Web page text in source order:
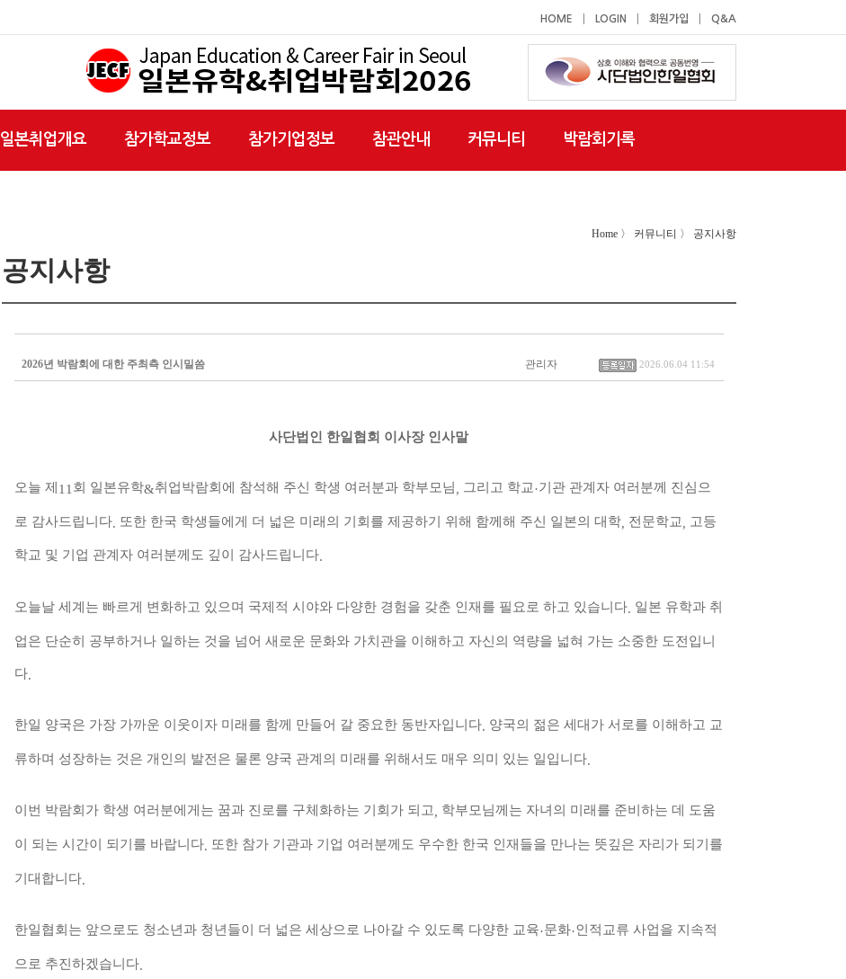
HOME LOGIN 회원가입 Q&A
일본취업개요 참가학교정보 참가기업정보 참관안내 커뮤니티 박람회기록
Home 〉 커뮤니티 〉 공지사항
공지사항
2026년 박람회에 대한 주최측 인시밀씀 관리자 2026.06.04 11:54
사단법인 한일협회 이사장 인사말
오늘 제 11 회 일본유학&취업박람회에 참석해 주신 학생 여러분과 학부모님, 그리고 학교·기관 관계자 여러분께 진심으
로 감사드립니다. 또한 한국 학생들에게 더 넓은 미래의 기회를 제공하기 위해 함께해 주신 일본의 대학, 전문학교, 고등
학교 및 기업 관계자 여러분께도 깊이 감사드립니다.
오늘날 세계는 빠르게 변화하고 있으며 국제적 시야와 다양한 경험을 갖춘 인재를 필요로 하고 있습니다. 일본 유학과 취
업은 단순히 공부하거나 일하는 것을 넘어 새로운 문화와 가치관을 이해하고 자신의 역량을 넓혀 가는 소중한 도전입니
다.
한일 양국은 가장 가까운 이웃이자 미래를 함께 만들어 갈 중요한 동반자입니다. 양국의 젊은 세대가 서로를 이해하고 교
류하며 성장하는 것은 개인의 발전은 물론 양국 관계의 미래를 위해서도 매우 의미 있는 일입니다.
이번 박람회가 학생 여러분에게는 꿈과 진로를 구체화하는 기회가 되고, 학부모님께는 자녀의 미래를 준비하는 데 도움
이 되는 시간이 되기를 바랍니다. 또한 참가 기관과 기업 여러분께도 우수한 한국 인재들을 만나는 뜻깊은 자리가 되기를
기대합니다.
한일협회는 앞으로도 청소년과 청년들이 더 넓은 세상으로 나아갈 수 있도록 다양한 교육·문화·인적교류 사업을 지속적
으로 추진하겠습니다.